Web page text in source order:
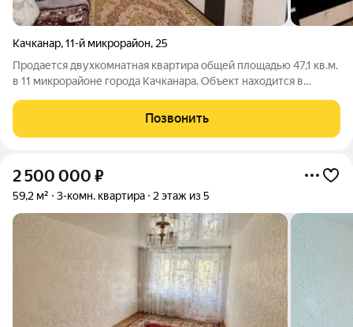
Качканар,11-й микрорайон, 25
Продается двухкомнатная квартира общей площадью 47,1 кв.м.
в 11 микрорайоне города Качканара. Объект находится в
В квартире выполнен качественный косметический ремонт:
во всех комнатах
Позвонить
2 500 000 ₽
59,2 м² 3-комн. квартира 2 этаж из 5